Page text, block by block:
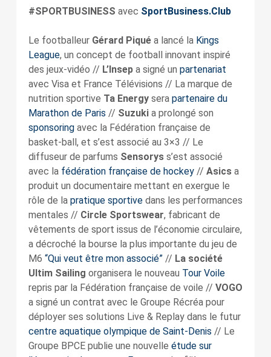
#SPORTBUSINESS avec SportBusiness.Club
Le footballeur Gérard Piquéa lancé la Kings
League, un concept de football innovant inspiré
des jeux-vidéo // L’Insepa signé un partenariat
avec Visa et France Télévisions // La marque de
nutrition sportive Ta Energysera partenaire du
Marathon de Paris // Suzukia prolongé son
sponsoringavec la Fédération française de
basket-ball, et s’est associé au 3×3 // Le
diffuseur de parfums Sensoryss’est associé
avec la fédération française de hockey// Asicsa
produit un documentaire mettant en exergue le
rôle de la pratique sportivedans les performances
mentales // Circle Sportswear, fabricant de
vêtements de sport issus de l’économie circulaire,
a décroché la bourse la plus importante du jeu de
M6 “Qui veut être mon associé”// La société
Ultim Sailing organisera le nouveau Tour Voile
repris par la Fédération française de voile // VOGO
a signé un contrat avec le Groupe Récréa pour
déployer ses solutions Live & Replay dans le futur
centre aquatique olympique de Saint-Denis // Le
Groupe BPCE publie une nouvelle étude sur